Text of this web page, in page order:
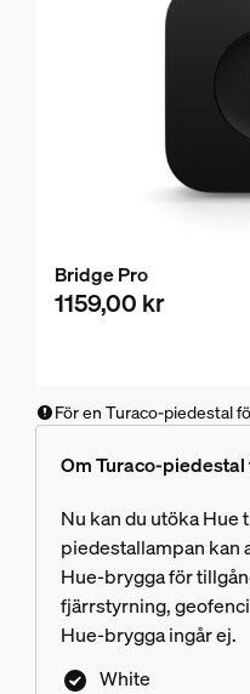
Bridge Pro
1159,00 kr
För en Turaco-piedestal
Om Turaco-
Nu kan du utöka Hue
piedestallampan kan
Hue-brygga för
fjärrstyrning,
Hue-brygga ingår ej.
White